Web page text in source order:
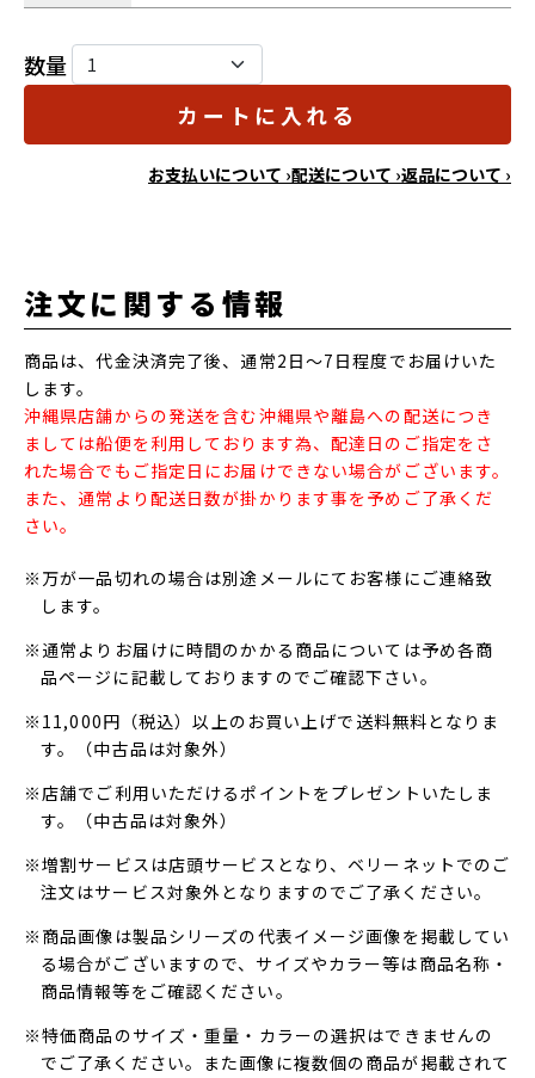
数量
カートに入れる
お支払いについて ›配送について ›返品について ›
注文に関する情報
商品は、代金決済完了後、通常2日～7日程度でお届けいた
します。
沖縄県店舗からの発送を含む沖縄県や離島への配送につき
ましては船便を利用しております為、配達日のご指定をさ
れた場合でもご指定日にお届けできない場合がございます。
また、通常より配送日数が掛かります事を予めご了承くだ
さい。
※万が一品切れの場合は別途メールにてお客様にご連絡致
します。
※通常よりお届けに時間のかかる商品については予め各商
品ページに記載しておりますのでご確認下さい。
※11,000円（税込）以上のお買い上げで送料無料となりま
す。（中古品は対象外）
※店舗でご利用いただけるポイントをプレゼントいたしま
す。（中古品は対象外）
※増割サービスは店頭サービスとなり、ベリーネットでのご
注文はサービス対象外となりますのでご了承ください。
※商品画像は製品シリーズの代表イメージ画像を掲載してい
る場合がございますので、サイズやカラー等は商品名称・
商品情報等をご確認ください。
※特価商品のサイズ・重量・カラーの選択はできませんの
でご了承ください。また画像に複数個の商品が掲載されて